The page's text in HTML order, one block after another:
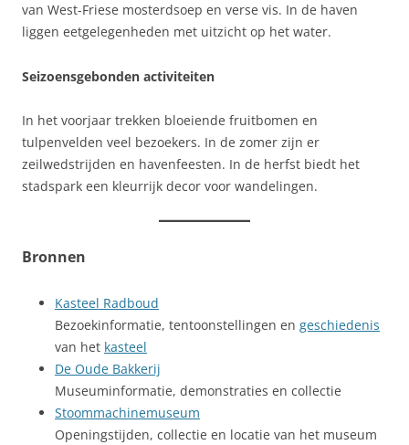
van West-Friese mosterdsoep en verse vis. In de haven
liggen eetgelegenheden met uitzicht op het water.
Seizoensgebonden activiteiten
In het voorjaar trekken bloeiende fruitbomen en
tulpenvelden veel bezoekers. In de zomer zijn er
zeilwedstrijden en havenfeesten. In de herfst biedt het
stadspark een kleurrijk decor voor wandelingen.
Bronnen
Kasteel Radboud
Bezoekinformatie, tentoonstellingen en geschiedenis
van het kasteel
De Oude Bakkerij
Museuminformatie, demonstraties en collectie
Stoommachinemuseum
Openingstijden, collectie en locatie van het museum